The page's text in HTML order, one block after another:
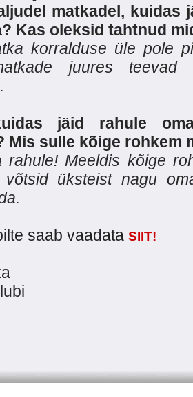
matkadel, kuidas
Kas oleksid tahtnud
korralduse üle pole
juures teevad
jäid rahule
Mis sulle kõige rohkem
rahule! Meeldis kõige
võtsid üksteist nagu
saab vaadata SIIT!